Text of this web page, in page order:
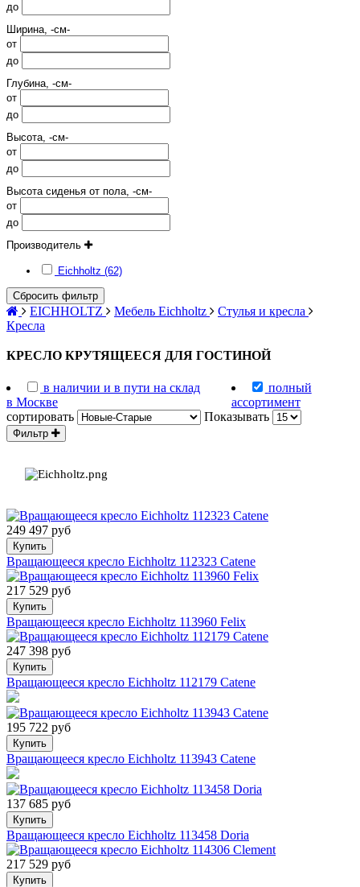
до
Ширина, -см-
от
до
Глубина, -см-
от
до
Высота, -см-
от
до
Высота сиденья от пола, -см-
от
до
Производитель
Eichholtz (62)
Сбросить фильтр
EICHHOLTZ Мебель Eichholtz
Стулья и кресла
Кресла
КРЕСЛО КРУТЯЩЕЕСЯ ДЛЯ ГОСТИНОЙ
в наличии и в пути на склад
в Москве
полный
ассортимент
сортировать
Показывать
Фильтр
249 497 руб
Купить
Вращающееся кресло Eichholtz 112323 Catene
217 529 руб
Купить
Вращающееся кресло Eichholtz 113960 Felix
247 398 руб
Купить
Вращающееся кресло Eichholtz 112179 Catene
195 722 руб
Купить
Вращающееся кресло Eichholtz 113943 Catene
137 685 руб
Купить
Вращающееся кресло Eichholtz 113458 Doria
217 529 руб
Купить